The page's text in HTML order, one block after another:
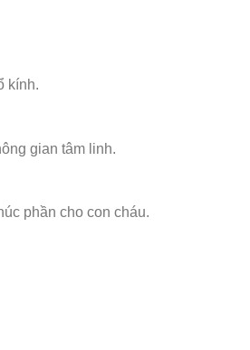
kính.
gian tâm linh.
phần cho con cháu.